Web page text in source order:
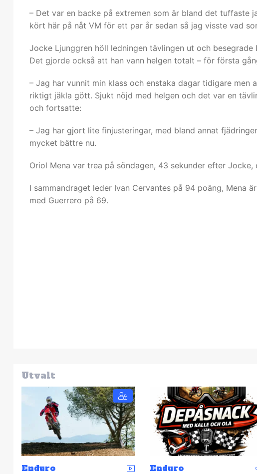
– Det var en backe på extremen som är bland det tuffaste
kört här på nåt VM för ett par år sedan så jag visste vad
Jocke Ljunggren höll ledningen tävlingen ut och
Det gjorde också att han vann helgen totalt – för första
– Jag har vunnit min klass och enstaka dagar tidigare men
riktigt jäkla gött. Sjukt nöjd med helgen och det var en
och fortsatte:
– Jag har gjort lite finjusteringar, med bland annat
mycket bättre nu.
Oriol Mena var trea på söndagen, 43 sekunder efter Jocke,
I sammandraget leder Ivan Cervantes på 94 poäng, Mena
med Guerrero på 69.
Utvalt
Enduro Enduro